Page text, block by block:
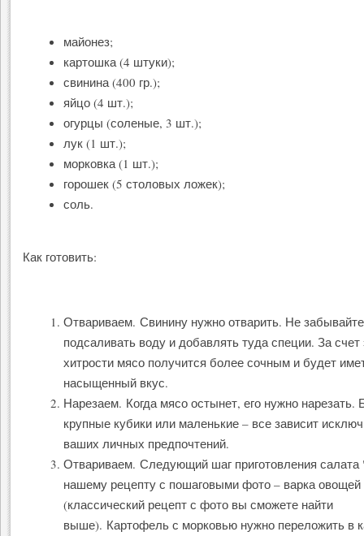
майонез;
картошка (4 штуки);
свинина (400 гр.);
яйцо (4 шт.);
огурцы (соленые, 3 шт.);
лук (1 шт.);
морковка (1 шт.);
горошек (5 столовых ложек);
соль.
Как готовить:
Отвариваем. Свинину нужно отварить. Не забывайте
подсаливать воду и добавлять туда специи. За счет
хитрости мясо получится более сочным и будет
насыщенный вкус.
Нарезаем. Когда мясо остынет, его нужно нарезать.
крупные кубики или маленькие – все зависит
ваших личных предпочтений.
Отвариваем. Следующий шаг приготовления
нашему рецепту с пошаговыми фото – варка овощей
(классический рецепт с фото вы сможете найти
выше). Картофель с морковью нужно переложить в